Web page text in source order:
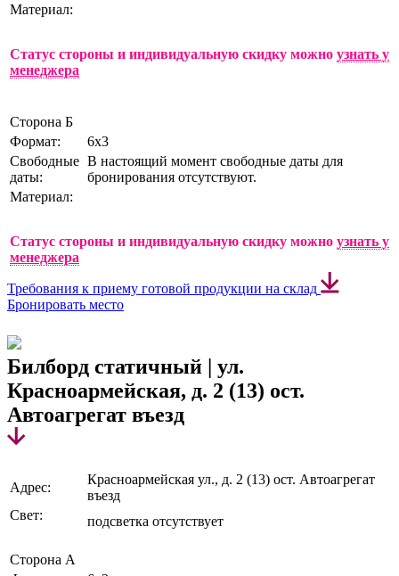
Материал:
Статус стороны и индивидуальную скидку можно узнать у
менеджера
Сторона Б
Формат:
6х3
Свободные
даты:
В настоящий момент свободные даты для
бронирования отсутствуют.
Материал:
Статус стороны и индивидуальную скидку можно узнать у
менеджера
Требования к приему готовой продукции на склад
Бронировать место
Билборд статичный | ул.
Красноармейская, д. 2 (13) ост.
Автоагрегат въезд
Адрес:
Красноармейская ул., д. 2 (13) ост. Автоагрегат
въезд
Свет:
подсветка отсутствует
Сторона А